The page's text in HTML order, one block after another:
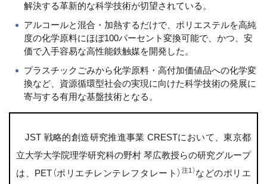
解決する革新的な科学技術が切望されている。
アルコールと混合・加熱するだけで、ポリエステルを高純
度の化学原料にほぼ100パーセント変換可能で、かつ、安
価で入手容易な高性能鉄触媒を開発した。
プラスチックごみから化学原料・高付加価値品への化学変
換など、資源循環型社会の実現に向けた科学技術の発展に
寄与する有用な基盤技術となる。
JST 戦略的創造研究推進事業 CRESTにおいて、東京都
立大学大学院理学研究科の野村 琴広教授らの研究グループ
は、PET（ポリエチレンテレフタレート） 注1） などのポリエ